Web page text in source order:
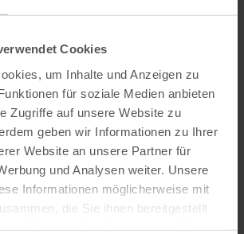
Cookies
um Inhalte und Anzeigen zu
für soziale Medien anbieten
Zugriffe auf unsere Website zu
geben wir Informationen zu Ihrer
Website an unsere Partner für
und Analysen weiter. Unsere
Informationen möglicherweise mit
die Sie ihnen bereitgestellt
Galerie öffnen